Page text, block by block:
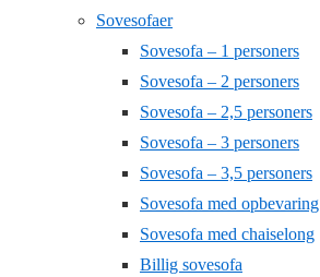
Sovesofaer
Sovesofa – 1 personers
Sovesofa – 2 personers
Sovesofa – 2,5 personers
Sovesofa – 3 personers
Sovesofa – 3,5 personers
Sovesofa med opbevaring
Sovesofa med chaiselong
Billig sovesofa